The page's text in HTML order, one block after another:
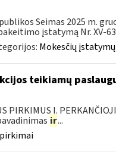
Seimas 2025 m.
įstatymą Nr. XV-
Mokesčių
teikiamų
PIRKIMUS I.
ir...